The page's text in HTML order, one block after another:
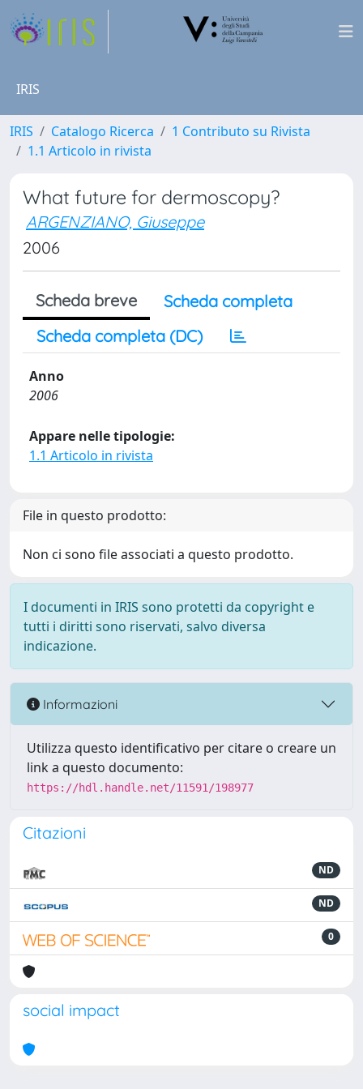
IRIS
IRIS Catalogo Ricerca
1 Contributo su Rivista
1.1 Articolo in rivista
What future for dermoscopy?
ARGENZIANO, Giuseppe
2006
Scheda breve
Scheda completa
Scheda completa (DC)
Anno
2006
Appare nelle tipologie:
1.1 Articolo in rivista
File in questo prodotto:
Non ci sono file associati a questo prodotto.
I documenti in IRIS sono protetti da copyright e
tutti i diritti sono riservati, salvo diversa
indicazione.
Informazioni
Utilizza questo identificativo per citare o creare un
link a questo documento:
https://hdl.handle.net/11591/198977
Citazioni
ND
ND
0
social impact